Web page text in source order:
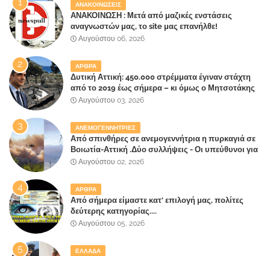
ΑΝΑΚΟΙΝΩΣΕΙΣ
ΑΝΑΚΟΙΝΩΣΗ : Μετά από μαζικές ενστάσεις
αναγνωστών μας, το site μας επανήλθε!
Αυγούστου 06, 2026
ΑΡΘΡΑ
Δυτική Αττική: 450.000 στρέμματα έγιναν στάχτη
από το 2019 έως σήμερα – κι όμως ο Μητσοτάκης
έλαβε 40% και 45% στις εκλογές του 2023,ενώ 50%
Αυγούστου 03, 2026
ΑΝΕΜΟΓΕΝΝΗΤΡΙΕΣ
Από σπινθήρες σε ανεμογεννήτρια η πυρκαγιά σε
Βοιωτία-Αττική .Δύο συλλήψεις - Οι υπεύθυνοι για
την λάθος διαχείριση της κατάσβεσης θα
Αυγούστου 02, 2026
ΑΡΘΡΑ
Από σήμερα είμαστε κατ' επιλογή μας, πολίτες
δεύτερης κατηγορίας....
Αυγούστου 05, 2026
ΕΛΛΑΔΑ